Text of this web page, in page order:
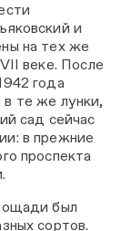
и
на тех же
веке. После
года
те же лунки,
сад сейчас
в прежние
проспекта
был
сортов.